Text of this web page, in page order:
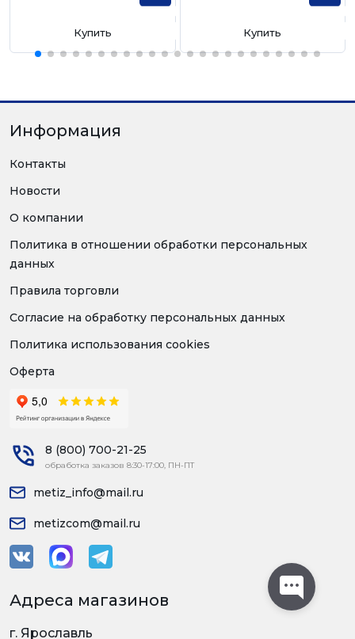
Купить Купить
Информация
Контакты
Новости
О компании
Политика в отношении обработки персональных
данных
Правила торговли
Согласие на обработку персональных данных
Политика использования cookies
Оферта
8 (800) 700-21-25
обработка заказов 8:30-17:00, ПН-ПТ
metiz_info@mail.ru
metizcom@mail.ru
Адреса магазинов
г. Ярославль